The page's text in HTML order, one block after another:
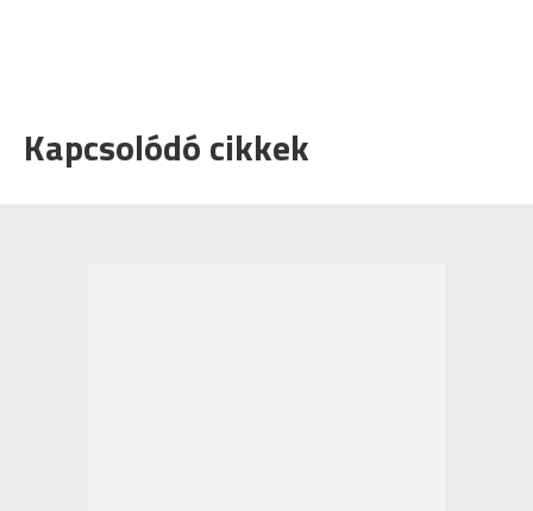
Kapcsolódó cikkek